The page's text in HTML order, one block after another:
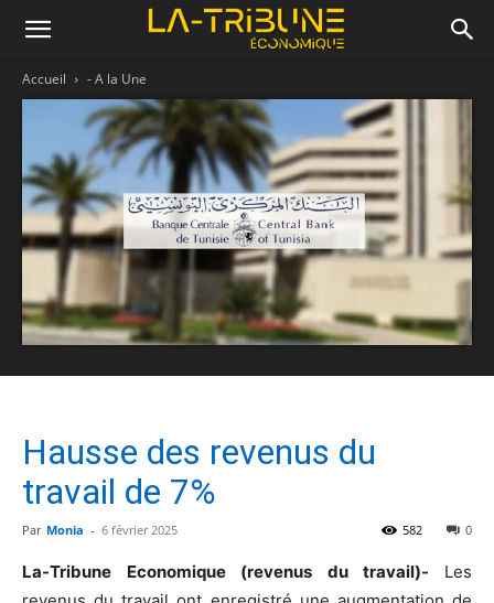
Accueil - A la Une
Hausse des revenus du
travail de 7%
Par Monia - 6 février 2025 0
582
La-Tribune Economique(revenus du travail)- Les